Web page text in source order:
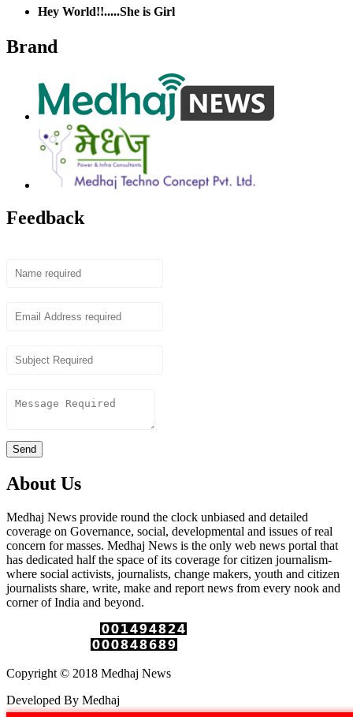
Hey World!!.....She is Girl
Brand
Feedback
Send
About Us
Medhaj News provide round the clock unbiased and detailed
coverage on Governance, social, developmental and issues of real
concern for masses. Medhaj News is the only web news portal that
has dedicated half the space of its coverage for citizen journalism-
where social activists, journalists, change makers, youth and citizen
journalists share, write, make and report news from every nook and
corner of India and beyond.
Copyright © 2018 Medhaj News
Developed By Medhaj